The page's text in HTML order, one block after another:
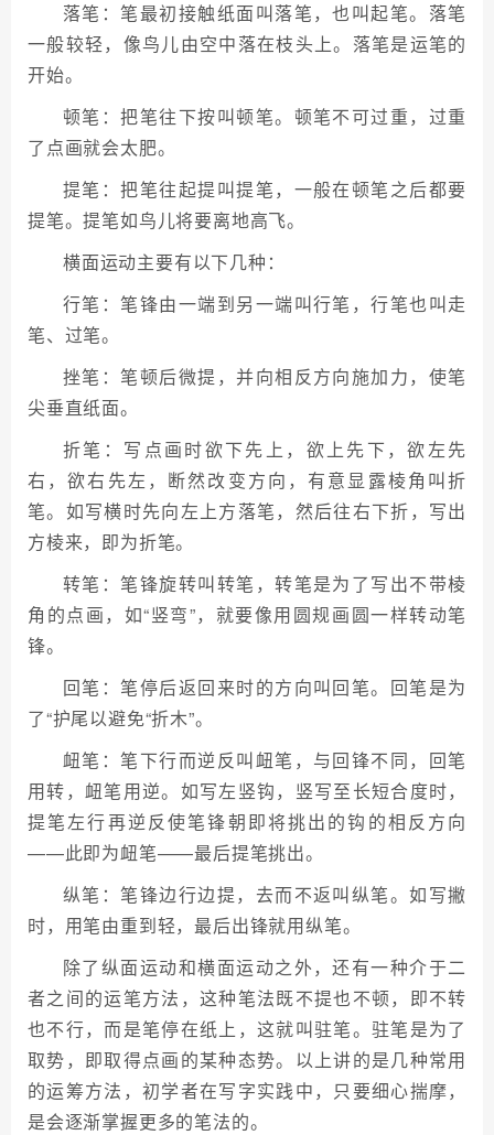
落笔：笔最初接触纸面叫落笔，也叫起笔。落笔
一般较轻，像鸟儿由空中落在枝头上。落笔是运笔的
开始。
顿笔：把笔往下按叫顿笔。顿笔不可过重，过重
了点画就会太肥。
提笔：把笔往起提叫提笔，一般在顿笔之后都要
提笔。提笔如鸟儿将要离地高飞。
横面运动主要有以下几种：
行笔：笔锋由一端到另一端叫行笔，行笔也叫走
笔、过笔。
挫笔：笔顿后微提，并向相反方向施加力，使笔
尖垂直纸面。
折笔：写点画时欲下先上，欲上先下，欲左先
右，欲右先左，断然改变方向，有意显露棱角叫折
笔。如写横时先向左上方落笔，然后往右下折，写出
方棱来，即为折笔。
转笔：笔锋旋转叫转笔，转笔是为了写出不带棱
角的点画，如“竖弯”，就要像用圆规画圆一样转动笔
锋。
回笔：笔停后返回来时的方向叫回笔。回笔是为
了“护尾以避免“折木”。
衄笔：笔下行而逆反叫衄笔，与回锋不同，回笔
用转，衄笔用逆。如写左竖钩，竖写至长短合度时，
提笔左行再逆反使笔锋朝即将挑出的钩的相反方向
——此即为衄笔——最后提笔挑出。
纵笔：笔锋边行边提，去而不返叫纵笔。如写撇
时，用笔由重到轻，最后出锋就用纵笔。
除了纵面运动和横面运动之外，还有一种介于二
者之间的运笔方法，这种笔法既不提也不顿，即不转
也不行，而是笔停在纸上，这就叫驻笔。驻笔是为了
取势，即取得点画的某种态势。以上讲的是几种常用
的运筹方法，初学者在写字实践中，只要细心揣摩，
是会逐渐掌握更多的笔法的。